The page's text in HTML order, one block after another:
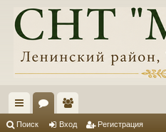
с ол
Поиск Вход Регистрация